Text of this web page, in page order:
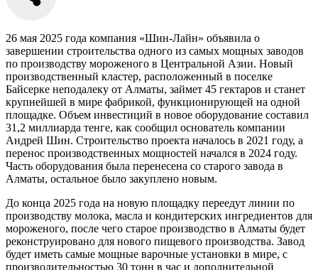
26 мая 2025 года компания «Шин-Лайн» объявила о
завершении строительства одного из самых мощных заводов
по производству мороженого в Центральной Азии. Новый
производственный кластер, расположенный в поселке
Байсерке неподалеку от Алматы, займет 45 гектаров и станет
крупнейшей в мире фабрикой, функционирующей на одной
площадке. Объем инвестиций в новое оборудование составил
31,2 миллиарда тенге, как сообщил основатель компании
Андрей Шин. Строительство проекта началось в 2021 году, а
перенос производственных мощностей начался в 2024 году.
Часть оборудования была перенесена со старого завода в
Алматы, остальное было закуплено новым.
До конца 2025 года на новую площадку переедут линии по
производству молока, масла и кондитерских ингредиентов для
мороженого, после чего старое производство в Алматы будет
реконструировано для нового пищевого производства. Завод
будет иметь самые мощные варочные установки в мире, с
производительностью 30 тонн в час и дополнительной